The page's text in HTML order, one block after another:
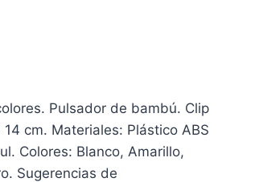
Pulsador de bambú. Clip
cm. Materiales: Plástico ABS
Colores: Blanco, Amarillo,
Sugerencias de